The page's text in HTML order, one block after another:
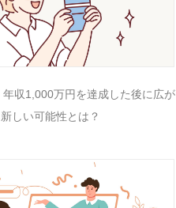
年収1,000万円を達成した後に広が
しい可能性とは？